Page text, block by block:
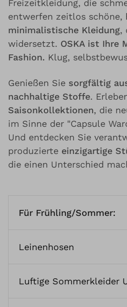
Freizeitkleidung, die
entwerfen zeitlos schöne,
minimalistische Kleidung,
widersetzt. OSKA ist Ihre
Fashion. Klug,
Genießen Sie sorgfältig
nachhaltige Stoffe.
Saisonkollektionen, die
im Sinne der "Capsule
Und entdecken Sie
produzierte einzigartige
die einen Unterschied
Für Frühling/Sommer:
Leinenhosen
Luftige Sommerkleider